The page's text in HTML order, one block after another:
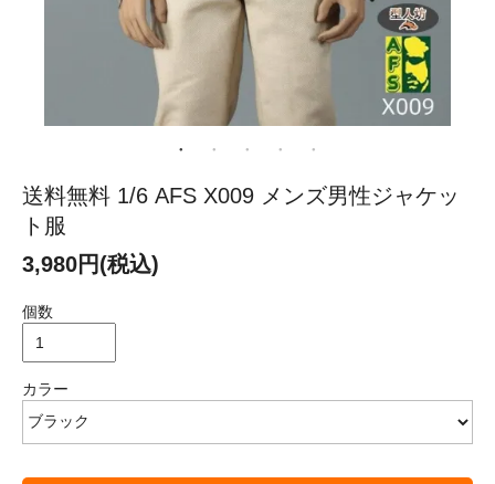
送料無料 1/6 AFS X009 メンズ男性ジャケッ
ト服
3,980円(税込)
個数
カラー